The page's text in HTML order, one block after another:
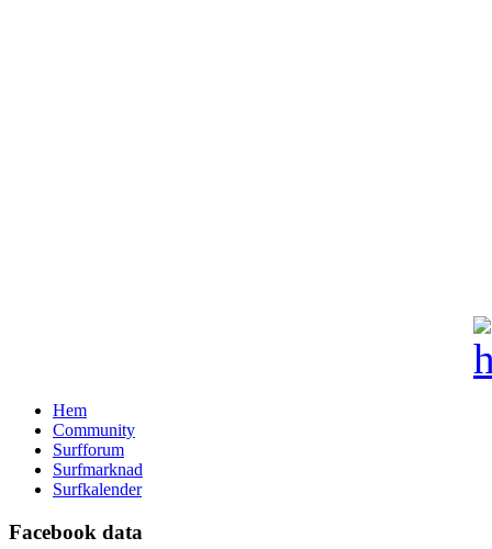
Hem
Community
Surfforum
Surfmarknad
Surfkalender
Facebook data